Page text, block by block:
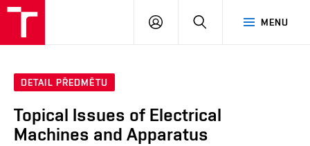
MENU
PŘIHLÁSIT
DETAIL PŘEDMĚTU
Topical Issues of Electrical
Machines and Apparatus